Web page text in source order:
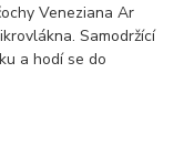
Veneziana Ar
Samodržící
a hodí se do